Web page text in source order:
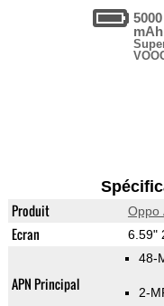
5000
mAh
Produit Oppo
Ecran 6.59"
APN Principal
48-
2-